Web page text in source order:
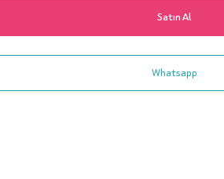
Satın Al
Whatsapp